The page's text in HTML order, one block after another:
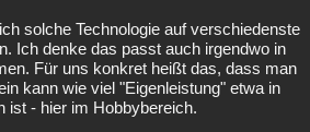
solche Technologie auf verschiedenste
Ich denke das passt auch irgendwo in
Für uns konkret heißt das, dass man
kann wie viel "Eigenleistung" etwa in
ist - hier im Hobbybereich.